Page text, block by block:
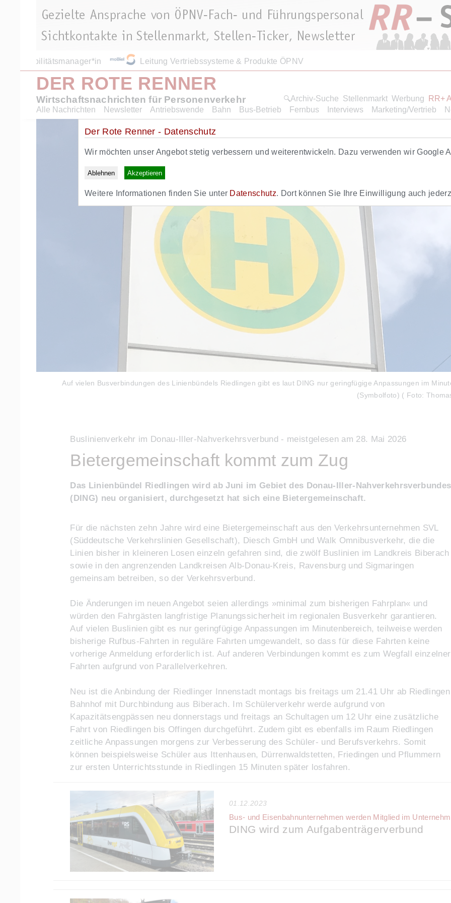
Mobilitätsmanager*in Leitung Vertriebssysteme & Produkte ÖPNV
DER ROTE RENNER
Wirtschaftsnachrichten für Personenverkehr Archiv-Suche Stellenmarkt Werbung
RR+
Alle Nachrichten
Newsletter Antriebswende Bahn Bus-Betrieb Fernbus Interviews Marketing/Vertrieb
Der Rote Renner - Datenschutz
Wir möchten unser Angebot stetig verbessern und weiterentwickeln. Dazu verwenden wir Google
Ablehnen Akzeptieren
Weitere Informationen finden Sie unter Datenschutz. Dort können Sie Ihre Einwilligung auch
Auf vielen Busverbindungen des Linienbündels Riedlingen gibt es laut DING nur geringfügige Anpassungen im
(Symbolfoto) ( Foto:
Buslinienverkehr im Donau-Iller-Nahverkehrsverbund - meistgelesen am 28. Mai 2026
Bietergemeinschaft kommt zum Zug
Das Linienbündel Riedlingen wird ab Juni im Gebiet des Donau-Iller-Nahverkehrsverbundes
(DING) neu organisiert, durchgesetzt hat sich eine Bietergemeinschaft.
Für die nächsten zehn Jahre wird eine Bietergemeinschaft aus den Verkehrsunternehmen SVL
(Süddeutsche Verkehrslinien Gesellschaft), Diesch GmbH und Walk Omnibusverkehr, die die
Linien bisher in kleineren Losen einzeln gefahren sind, die zwölf Buslinien im Landkreis Biberach
sowie in den angrenzenden Landkreisen Alb-Donau-Kreis, Ravensburg und Sigmaringen
gemeinsam betreiben, so der Verkehrsverbund.
Die Änderungen im neuen Angebot seien allerdings »minimal zum bisherigen Fahrplan« und
würden den Fahrgästen langfristige Planungssicherheit im regionalen Busverkehr garantieren.
Auf vielen Buslinien gibt es nur geringfügige Anpassungen im Minutenbereich, teilweise werden
bisherige Rufbus-Fahrten in reguläre Fahrten umgewandelt, so dass für diese Fahrten keine
vorherige Anmeldung erforderlich ist. Auf anderen Verbindungen kommt es zum Wegfall einzelner
Fahrten aufgrund von Parallelverkehren.
Neu ist die Anbindung der Riedlinger Innenstadt montags bis freitags um 21.41 Uhr ab Riedlingen
Bahnhof mit Durchbindung aus Biberach. Im Schülerverkehr werde aufgrund von
Kapazitätsengpässen neu donnerstags und freitags an Schultagen um 12 Uhr eine zusätzliche
Fahrt von Riedlingen bis Offingen durchgeführt. Zudem gibt es ebenfalls im Raum Riedlingen
zeitliche Anpassungen morgens zur Verbesserung des Schüler- und Berufsverkehrs. Somit
können beispielsweise Schüler aus Ittenhausen, Dürrenwaldstetten, Friedingen und Pflummern
zur ersten Unterrichtsstunde in Riedlingen 15 Minuten später losfahren.
01.12.2023
Bus- und Eisenbahnunternehmen werden Mitglied im
DING wird zum Aufgabenträgerverbund